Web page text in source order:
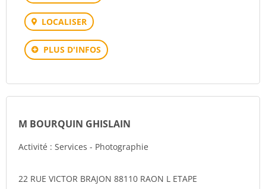
LOCALISER
PLUS D'INFOS
M BOURQUIN GHISLAIN
Activité : Services - Photographie
22 RUE VICTOR BRAJON 88110 RAON L ETAPE